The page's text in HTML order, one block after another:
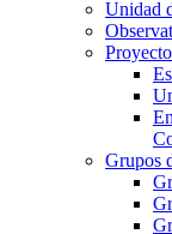
Unidad
Grupos